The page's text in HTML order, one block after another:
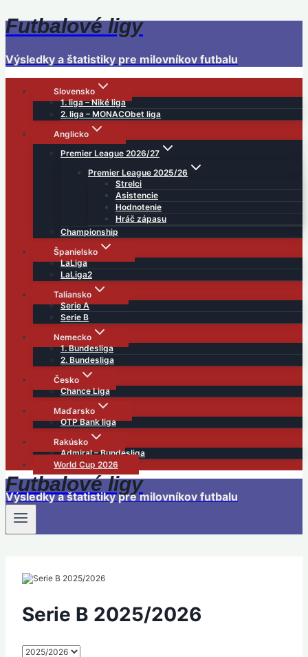
Skip
to
Futbalové ligy
Výsledky a štatistiky pre milovníkov futbalu
Slovensko
1. liga – Niké liga
2. liga – MONACObet liga
Anglicko
Premier League 2026/27
Premier League 2025/26
Strelci
Asistencie
Hodnotenie
Hráč zápasu
Championship
Španielsko
LaLiga
LaLiga2
Taliansko
Serie A
Serie B
Nemecko
1. Bundesliga
2. Bundesliga
Česko
Chance Liga
Maďarsko
OTP Bank liga
Rakúsko
Admiral – Bundesliga
World Cup 2026
Futbalové ligy
Výsledky a štatistiky pre milovníkov futbalu
Serie B 2025/2026